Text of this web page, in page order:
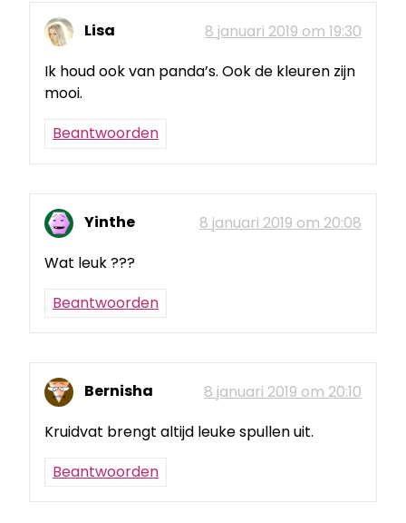
Lisa
8 januari 2019 om 19:30
Ik houd ook van panda’s. Ook de kleuren zijn
mooi.
Beantwoorden
Yinthe
8 januari 2019 om 20:08
Wat leuk ???
Beantwoorden
Bernisha
8 januari 2019 om 20:10
Kruidvat brengt altijd leuke spullen uit.
Beantwoorden